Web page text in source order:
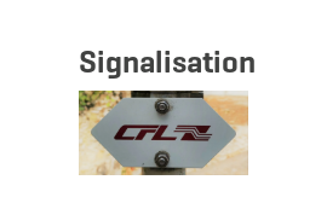
Signalisation